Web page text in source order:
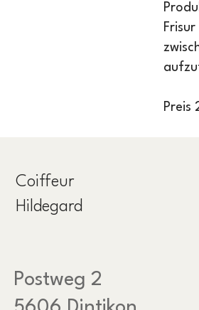
Frisur
Preis
Coiffeur
Hildegard
Postweg 2